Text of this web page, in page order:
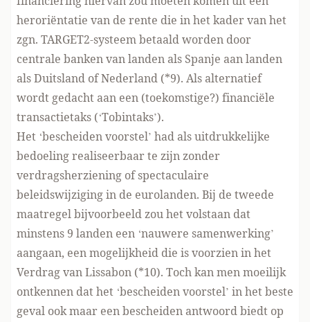
heroriëntatie van de rente die in het kader van het
zgn. TARGET2-systeem betaald worden door
centrale banken van landen als Spanje aan landen
als Duitsland of Nederland (*9). Als alternatief
wordt gedacht aan een (toekomstige?) financiële
transactietaks (‘Tobintaks’).
Het ‘bescheiden voorstel’ had als uitdrukkelijke
bedoeling realiseerbaar te zijn zonder
verdragsherziening of spectaculaire
beleidswijziging in de eurolanden. Bij de tweede
maatregel bijvoorbeeld zou het volstaan dat
minstens 9 landen een ‘nauwere samenwerking’
aangaan, een mogelijkheid die is voorzien in het
Verdrag van Lissabon (*10). Toch kan men moeilijk
ontkennen dat het ‘bescheiden voorstel’ in het beste
geval ook maar een bescheiden antwoord biedt op